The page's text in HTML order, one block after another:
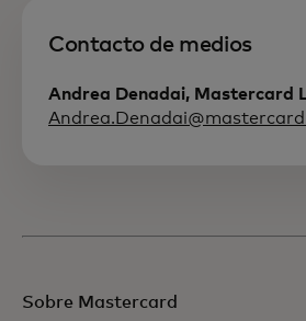
Contacto de medios
Andrea Denadai, Mastercard
Sobre Mastercard